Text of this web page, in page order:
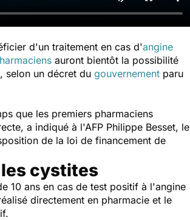
d'un traitement en cas d'angine
auront bientôt la possibilité
selon un décret du gouvernement paru
que les premiers pharmaciens
a indiqué à l'AFP Philippe Besset, le
de la loi de financement de
les cystites
10 ans en cas de test positif à l'angine
directement en pharmacie et le